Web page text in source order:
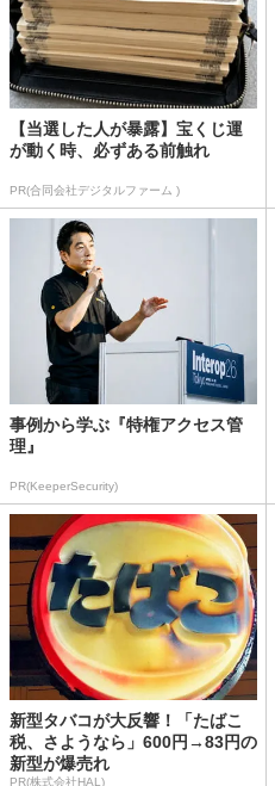
【当選した人が暴露】宝くじ運
が動く時、必ずある前触れ
PR(合同会社デジタルファーム )
事例から学ぶ『特権アクセス管
理』
PR(KeeperSecurity)
新型タバコが大反響！「たばこ
税、さようなら」600円→83円の
新型が爆売れ
PR(株式会社HAL)